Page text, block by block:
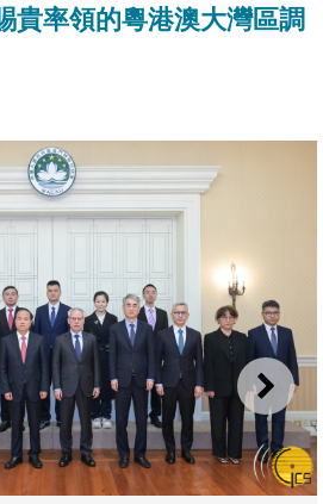
貴率領的粵港澳大灣區調
下一